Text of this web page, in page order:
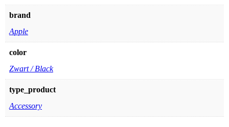
brand
Apple
color
Zwart / Black
type_product
Accessory